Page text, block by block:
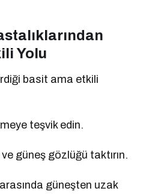
Yolu
basit ama etkili
teşvik edin.
ve güneş gözlüğü taktırın.
güneşten uzak